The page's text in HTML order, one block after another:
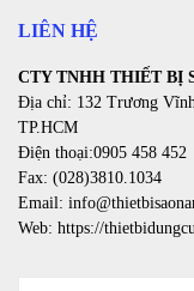
LIÊN HỆ
CTY TNHH THIẾT BỊ
Địa chỉ: 132 Trương
TP.HCM
Điện thoại:0905 458 452
Fax: (028)3810.1034
Email:
Web: https://